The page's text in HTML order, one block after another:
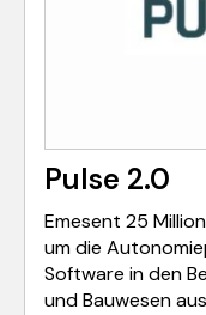
Pulse 2.0
Emesent 25
um die
Software in den
und Bauwesen